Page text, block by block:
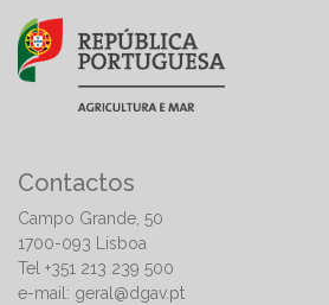
Contactos
Campo Grande, 50
1700-093 Lisboa
Tel +351 213 239 500
e-mail: geral@dgav.pt